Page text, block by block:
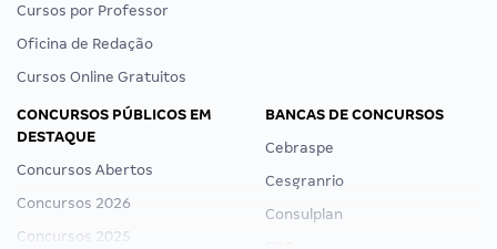
Cursos por Professor
Oficina de Redação
Cursos Online Gratuitos
CONCURSOS PÚBLICOS EM
DESTAQUE
Concursos Abertos
Concursos 2026
Concursos 2025
BANCAS DE CONCURSOS
Cebraspe
Cesgranrio
Consulplan